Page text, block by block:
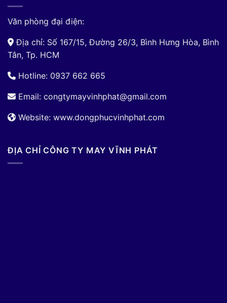
Văn phòng đại điện:
Địa chỉ: Số 167/15, Đường 26/3, Bình Hưng Hòa, Bình
Tân, Tp. HCM
Hotline: 0937 662 665
Email: congtymayvinhphat@gmail.com
Website: www.dongphucvinhphat.com
ĐỊA CHỈ CÔNG TY MAY VĨNH PHÁT